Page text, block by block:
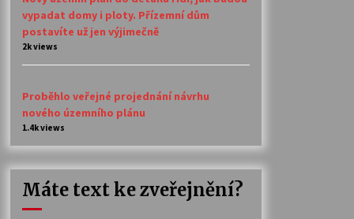
vypadat domy i ploty. Přízemní dům
postavíte už jen výjimečně
2k views
Proběhlo veřejné projednání návrhu
nového územního plánu
1.4k views
Máte text ke zveřejnění?